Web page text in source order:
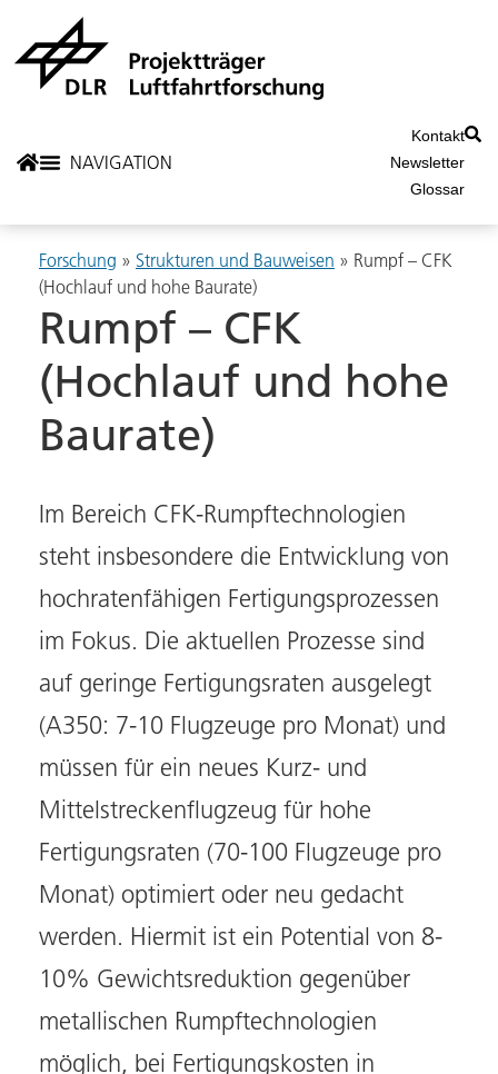
Kontakt
Newsletter
Glossar
Forschung » Strukturen und Bauweisen » Rumpf – CFK
(Hochlauf und hohe Baurate)
Rumpf – CFK
(Hochlauf und hohe
Baurate)
Im Bereich CFK-Rumpftechnologien
steht insbesondere die Entwicklung von
hochratenfähigen Fertigungsprozessen
im Fokus. Die aktuellen Prozesse sind
auf geringe Fertigungsraten ausgelegt
(A350: 7-10 Flugzeuge pro Monat) und
müssen für ein neues Kurz- und
Mittelstreckenflugzeug für hohe
Fertigungsraten (70-100 Flugzeuge pro
Monat) optimiert oder neu gedacht
werden. Hiermit ist ein Potential von 8-
10% Gewichtsreduktion gegenüber
metallischen Rumpftechnologien
möglich, bei Fertigungskosten in